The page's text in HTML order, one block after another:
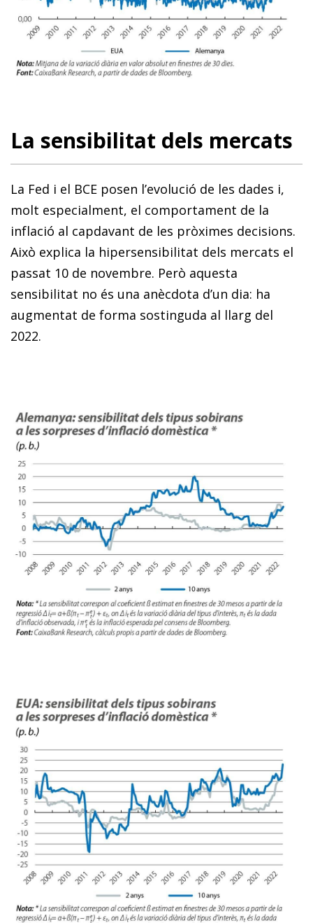
La sensibilitat dels mercats
La Fed i el BCE posen l’evolució de les dades i,
molt especialment, el comportament de la
inflació al capdavant de les pròximes decisions.
Això explica la hipersensibilitat dels mercats el
passat 10 de novembre. Però aquesta
sensibilitat no és una anècdota d’un dia: ha
augmentat de forma sostinguda al llarg del
2022.